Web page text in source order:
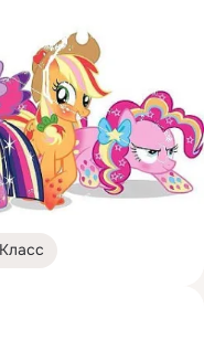
Класс